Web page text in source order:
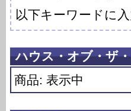
以下キーワードに
ハウス・オブ・ザ
商品: 表示中